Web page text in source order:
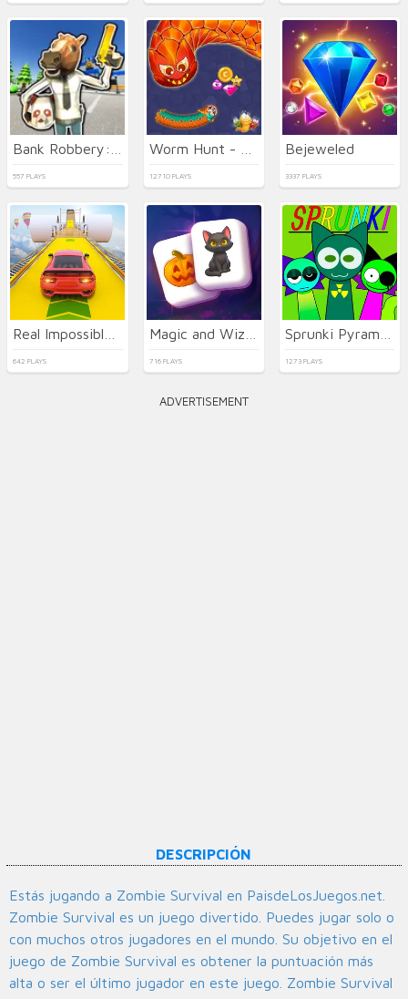
557 PLAYS 12710 PLAYS
Bejeweled
3337 PLAYS
642 PLAYS 716 PLAYS 1273 PLAYS
ADVERTISEMENT
DESCRIPCIÓN
Estás jugando a Zombie Survival en PaisdeLosJuegos.net.
Zombie Survival es un juego divertido. Puedes jugar solo o
con muchos otros jugadores en el mundo. Su objetivo en el
juego de Zombie Survival es obtener la puntuación más
alta o ser el último jugador en este juego. Zombie Survival